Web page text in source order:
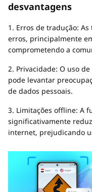
desvantagens
1. Erros de tradução:
erros, principalmente
comprometendo a
2. Privacidade: O uso
pode levantar
de dados pessoais.
3. Limitações offline: A
significativamente
internet, prejudicando